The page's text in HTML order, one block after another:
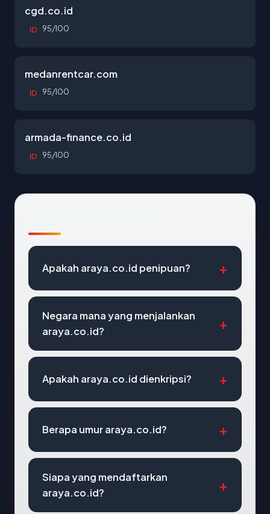
cgd.co.id
ID 95/100
medanrentcar.com
ID 95/100
armada-finance.co.id
ID 95/100
Apakah araya.co.id penipuan?
Negara mana yang menjalankan
araya.co.id?
Apakah araya.co.id dienkripsi?
Berapa umur araya.co.id?
Siapa yang mendaftarkan
araya.co.id?